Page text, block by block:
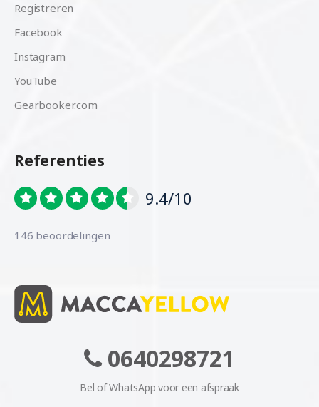
Registreren
Facebook
Instagram
YouTube
Gearbooker.com
Referenties
9.4/10
146 beoordelingen
0640298721
Bel of WhatsApp voor een afspraak